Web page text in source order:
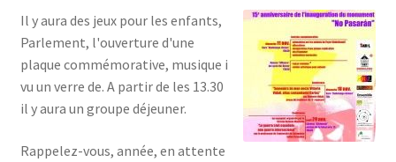
Il y aura des jeux pour les enfants,
Parlement, l'ouverture d'une
plaque commémorative, musique i
vu un verre de. A partir de les 13.30
il y aura un groupe déjeuner.
Rappelez-vous, année, en attente